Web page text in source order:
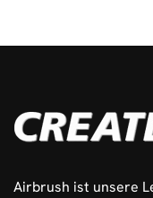
Airbrush ist unsere